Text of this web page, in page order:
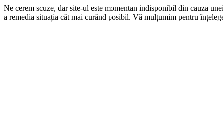
Ne cerem scuze, dar site-ul este momentan indisponibil din cauza
a remedia situația cât mai curând posibil. Vă mulțumim pentru